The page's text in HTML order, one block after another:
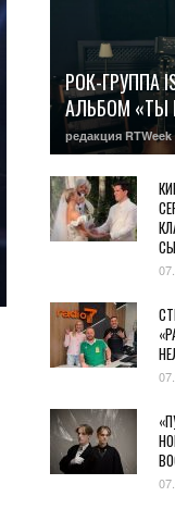
РОК-ГРУППА
АЛЬБОМ «ТЫ
редакция RTWeek